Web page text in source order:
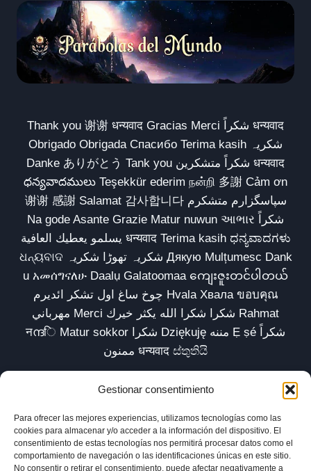
Gestionar consentimiento
Para ofrecer las mejores experiencias, utilizamos tecnologías como las
cookies para almacenar y/o acceder a la información del dispositivo. El
consentimiento de estas tecnologías nos permitirá procesar datos como el
comportamiento de navegación o las identificaciones únicas en este sitio.
No consentir o retirar el consentimiento, puede afectar negativamente a
Thank you 谢谢 धन्यवाद Gracias Merci شكراً धन्यवाद
Obrigado Obrigada Спасибо Terima kasih شکریہ
Danke ありがとう Tank you شكراً متشكرين धन्यवाद
ధన్యవాదములు Teşekkür ederim நன்றி 多謝 Cảm ơn
谢谢 感謝 Salamat 감사합니다 سپاسگزارم متشکرم
Na gode Asante Grazie Matur nuwun આભાર شكراً
يسلمو يعطيك العافية धन्यवाद Terima kasih ಧನ್ಯವಾದಗಳು
ଧନ୍ୟବାଦ شکریہ تھوڑا شکریہ Дякую Mulțumesc Dank
u አመሰግናለሁ Daalụ Galatoomaa ကျေးဇူးတင်ပါတယ်
چوخ ساغ اول تشکر ائدیرم Hvala Хвала ขอบคุณ
مهرباني Merci شكرا شكرا الله يكثر خيرك Rahmat
नന്ദि Matur sokkor شكرا Dziękuję مننه Ẹ ṣé شكراً
ممنون धन्यवाद ස්තුතියි
Inicio Biblioteca Parábolas TV
Comunidad
Esencia
Blog Política de privacidad